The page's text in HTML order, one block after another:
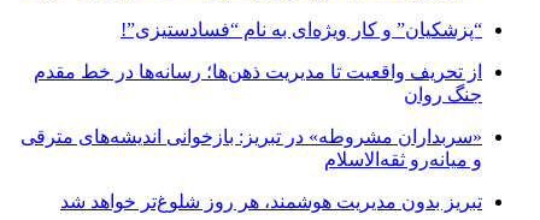
“پزشکیان” و کار ویژه‌ای به نام “فسادستیزی”!
از تحریف واقعیت تا مدیریت ذهن‌ها؛ رسانه‌ها در خط مقدم
جنگ روان
«سربداران مشروطه» در تبریز: بازخوانی اندیشه‌های مترقی
و میانه‌رو ثقه‌الاسلام
تبریز بدون مدیریت هوشمند، هر روز شلوغ‌تر خواهد شد